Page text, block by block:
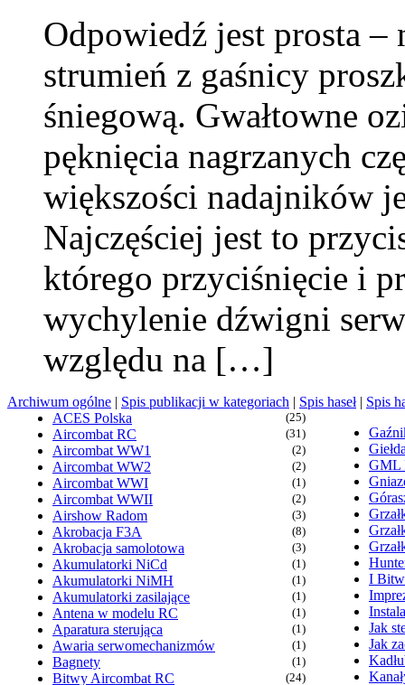
Odpowiedź jest prosta
strumień z gaśnicy
śniegową. Gwałtowne
pęknięcia nagrzanych
większości nadajników
Najczęściej jest to
którego przyciśnięcie i
wychylenie dźwigni
względu na […]
Archiwum ogólne | Spis publikacji w kategoriach | Spis haseł| Spis
ACES Polska
(25)
Aircombat RC (31)
Aircombat WW1 (2)
Aircombat WW2 (2)
Aircombat WWI (1)
Aircombat WWII (2)
Airshow Radom (3)
Akrobacja F3A (8)
Akrobacja samolotowa (3)
Akumulatorki NiCd (1)
Akumulatorki NiMH (1)
Akumulatorki zasilające (1)
Antena w modelu RC (1)
Aparatura sterująca (1)
Awaria serwomechanizmów (1)
Bagnety (1)
Bitwy Aircombat RC (24)
GML
I
Jak
Jak